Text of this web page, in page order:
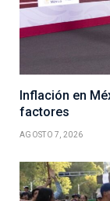
Inflación en
factores
AGOSTO 7, 2026